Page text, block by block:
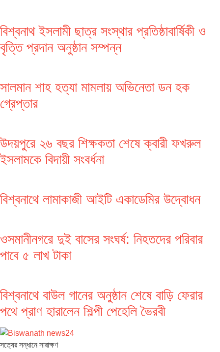
বিশ্বনাথ ইসলামী ছাত্র সংস্থার প্রতিষ্ঠাবার্ষিকী ও
বৃত্তি প্রদান অনুষ্ঠান সম্পন্ন
সালমান শাহ হত্যা মামলায় অভিনেতা ডন হক
গ্রেপ্তার
উদয়পুরে ২৬ বছর শিক্ষকতা শেষে ক্বারী ফখরুল
ইসলামকে বিদায়ী সংবর্ধনা
বিশ্বনাথে লামাকাজী আইটি একাডেমির উদ্বোধন
ওসমানীনগরে দুই বাসের সংঘর্ষ: নিহতদের পরিবার
পাবে ৫ লাখ টাকা
বিশ্বনাথে বাউল গানের অনুষ্ঠান শেষে বাড়ি ফেরার
পথে প্রাণ হারালেন শিল্পী পেহেলি ভৈরবী
সত‌্যের সন্ধানে সারাক্ষণ